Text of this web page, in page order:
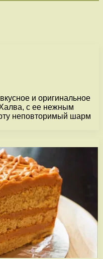
и оригинальное
с ее нежным
неповторимый шарм